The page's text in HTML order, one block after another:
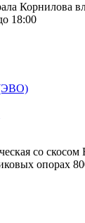
Корнилова
18:00
со
опорах